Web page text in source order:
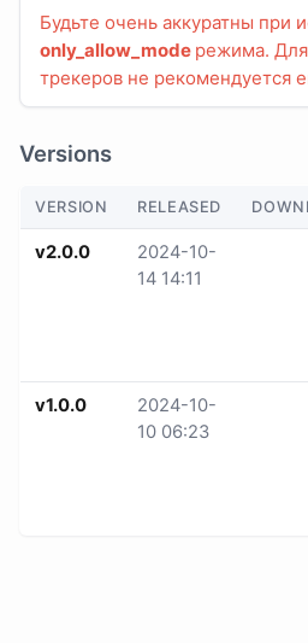
Будьте очень аккуратны при
only_allow_mode режима.
трекеров не рекомендуется
Versions
VERSION RELEASED
v2.0.0
2024-10-
14 14:11
v1.0.0
2024-10-
10 06:23